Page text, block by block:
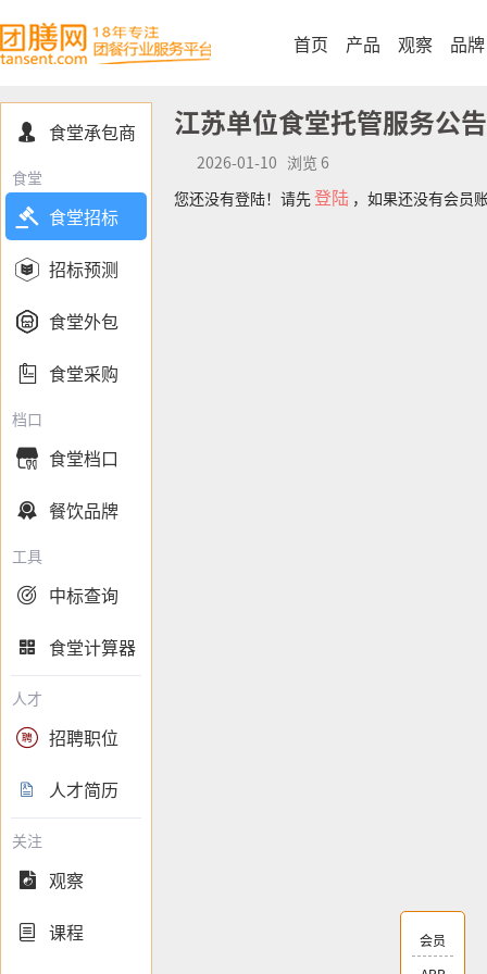
首页 产品 观察 品牌
 食堂承包商
食堂
 食堂招标
 招标预测
 食堂外包
 食堂采购
档口
 食堂档口
 餐饮品牌
工具
 中标查询
 食堂计算器
人才
 招聘职位
 人才简历
关注
 观察
 课程
江苏单位食堂托管服务公告
2026-01-10 浏览 6
您还没有登陆！请先 登陆 ，如果还没有会员
会员